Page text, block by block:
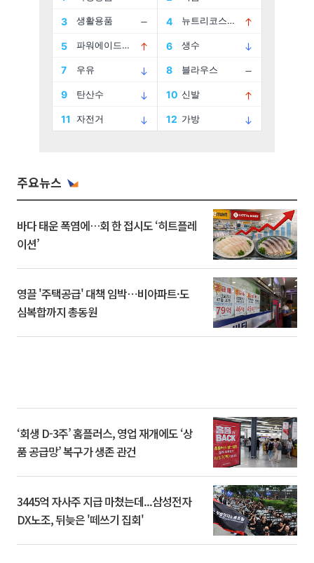
주요뉴스
바다 태운 폭염에…회 한 접시도 ‘히트플레
이션’
영끌 '주택공급' 대책 임박⋯비아파트·도
심복합까지 총동원
‘회생 D-3주’ 홈플러스, 영업 재개에도 ‘상
품 공급망’ 복구가 생존 관건
3445억 자사주 지급 마쳤는데...삼성전자
DX노조, 뒤늦은 '떼쓰기 집회'